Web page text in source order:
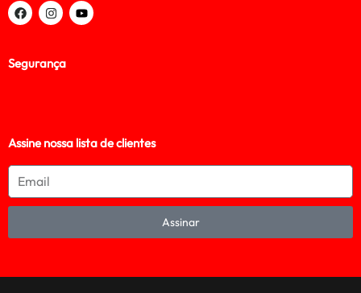
Segurança
Assine nossa lista de clientes
Assinar